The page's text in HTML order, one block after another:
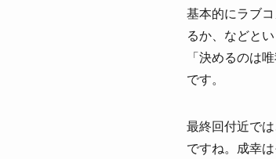
基本的にラブ
るか、などと
「決めるのは
です。
最終回付近で
ですね。成幸